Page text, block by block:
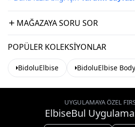
MAĞAZAYA SORU SOR
POPÜLER KOLEKSIYONLAR
BidoluElbise BidoluElbise
UYGULAMAYA ÖZEL
ElbiseBul